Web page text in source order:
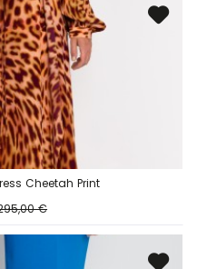
Cheetah Print
€